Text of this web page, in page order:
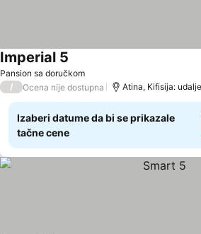
Pansion sa doručkom
Imperial 5
/ Ocena nije dostupna Atina, Kifisija:
Izaberi datume da bi se prikazale
tačne cene